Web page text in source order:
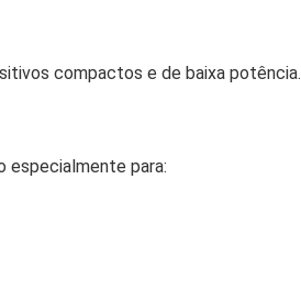
compactos e de baixa potência.
especialmente para: